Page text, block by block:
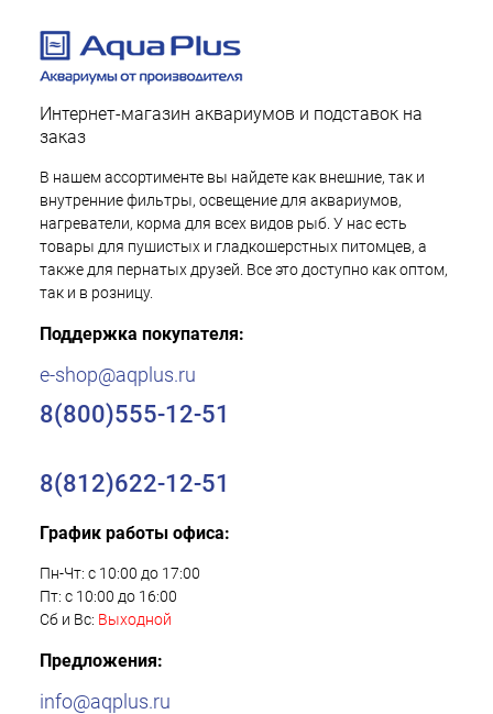
Интернет-магазин аквариумов и подставок на
заказ
В нашем ассортименте вы найдете как внешние, так и
внутренние фильтры, освещение для аквариумов,
нагреватели, корма для всех видов рыб. У нас есть
товары для пушистых и гладкошерстных питомцев, а
также для пернатых друзей. Все это доступно как оптом,
так и в розницу.
Поддержка покупателя:
e-shop@aqplus.ru
8(800)555-12-51
8(812)622-12-51
График работы офиса:
Пн-Чт: с 10:00 до 17:00
Пт: с 10:00 до 16:00
Сб и Вс: Выходной
Предложения:
info@aqplus.ru